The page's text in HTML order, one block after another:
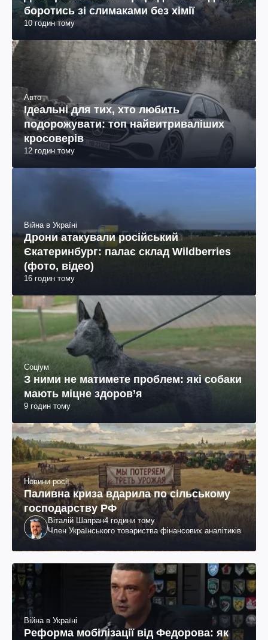
боротись зі слимаками без хімії
10 годин тому
Авто
Ідеальні для тих, хто любить
подорожувати: топ найвитриваліших
кросоверів
12 годин тому
Війна в Україні
Дрони атакували російський
Єкатеринбург: палає склад Wildberries
(фото, відео)
16 годин тому
Соціум
З ними не матимете проблем: які собаки
мають міцне здоров’я
9 годин тому
Новини росії
Паливна криза вдарила по сільському
господарству РФ
Віталій Шапран4 години тому
Член Українського товариства фінансових аналітиків
Війна в Україні
Реформа мобілізації від Федорова: як